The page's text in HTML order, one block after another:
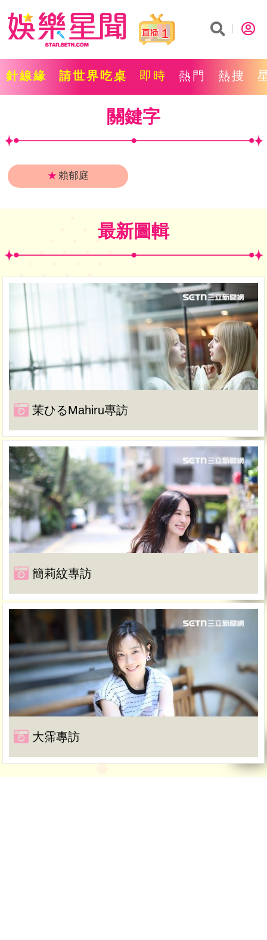
1
針線緣 請世界吃桌 即時 熱門 熱搜
關鍵字
★賴郁庭
最新圖輯
茉ひるMahiru專訪
簡莉紋專訪
大霈專訪